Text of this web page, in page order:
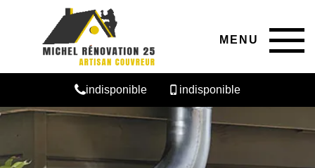
MENU
indisponible indisponible